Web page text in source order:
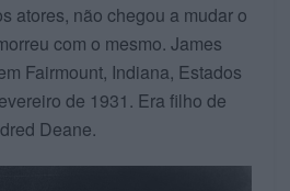
atores, não chegou a mudar o
com o mesmo. James
Fairmount, Indiana, Estados
de 1931. Era filho de
Deane.